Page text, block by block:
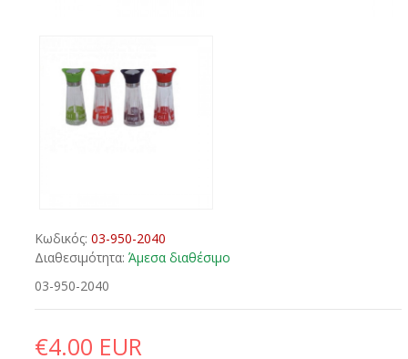
Κωδικός: 03-950-2040
Διαθεσιμότητα: Άμεσα διαθέσιμο
03-950-2040
€4.00 EUR